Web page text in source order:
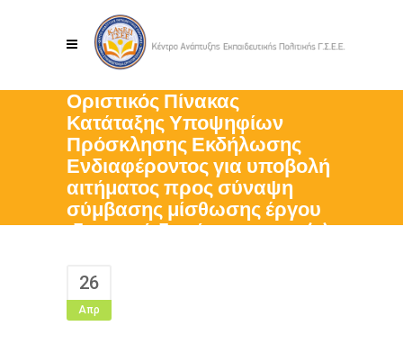
Οριστικός Πίνακας
Κατάταξης Υποψηφίων
Πρόσκλησης Εκδήλωσης
Ενδιαφέροντος για υποβολή
αιτήματος προς σύναψη
σύμβασης μίσθωσης έργου
ιδιωτικού δικαίου με τρεις (3)
26
Απρ